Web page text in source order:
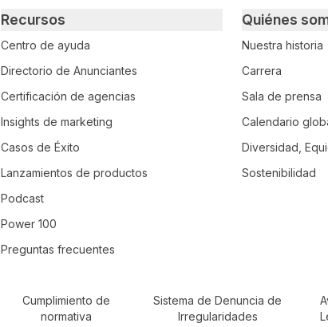
Recursos
Centro de ayuda
Directorio de Anunciantes
Certificación de agencias
Insights de marketing
Casos de Éxito
Lanzamientos de productos
Podcast
Power 100
Preguntas frecuentes
Quiénes
Nuestra historia
Carrera
Sala de prensa
Calendario
Diversidad,
Sostenibilidad
Cumplimiento de
normativa
Sistema de Denuncia de
Irregularidades